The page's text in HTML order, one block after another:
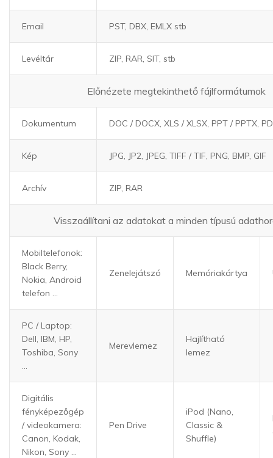
Email PST, DBX, EMLX stb
Levéltár ZIP, RAR, SIT, stb
Előnézete megtekinthető fájlformátumok
Dokumentum DOC / DOCX, XLS / XLSX, PPT / PPTX,
Kép JPG, JP2, JPEG, TIFF / TIF, PNG, BMP, GIF
Archív ZIP, RAR
Visszaállítani az adatokat a minden típusú
Mobiltelefonok:
Black Berry,
Nokia, Android
telefon ...
Zenelejátszó Memóriakártya
PC / Laptop:
Dell, IBM, HP,
Toshiba, Sony
...
Merevlemez
Hajlítható
lemez
Digitális
fényképezőgép
/ videokamera:
Canon, Kodak,
Nikon, Sony ...
Pen Drive
iPod (Nano,
Classic &
Shuffle)